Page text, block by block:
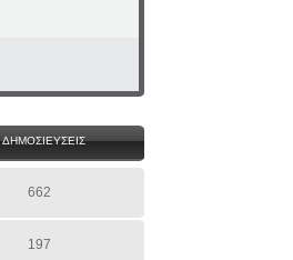
ΔΗΜΟΣΙΕΥΣΕΙΣ
662
197